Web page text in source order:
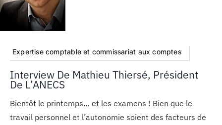
Expertise comptable et commissariat aux comptes
Interview De Mathieu Thiersé, Président
De L’ANECS
Bientôt le printemps… et les examens ! Bien que le
travail personnel et l’autonomie soient des facteurs de